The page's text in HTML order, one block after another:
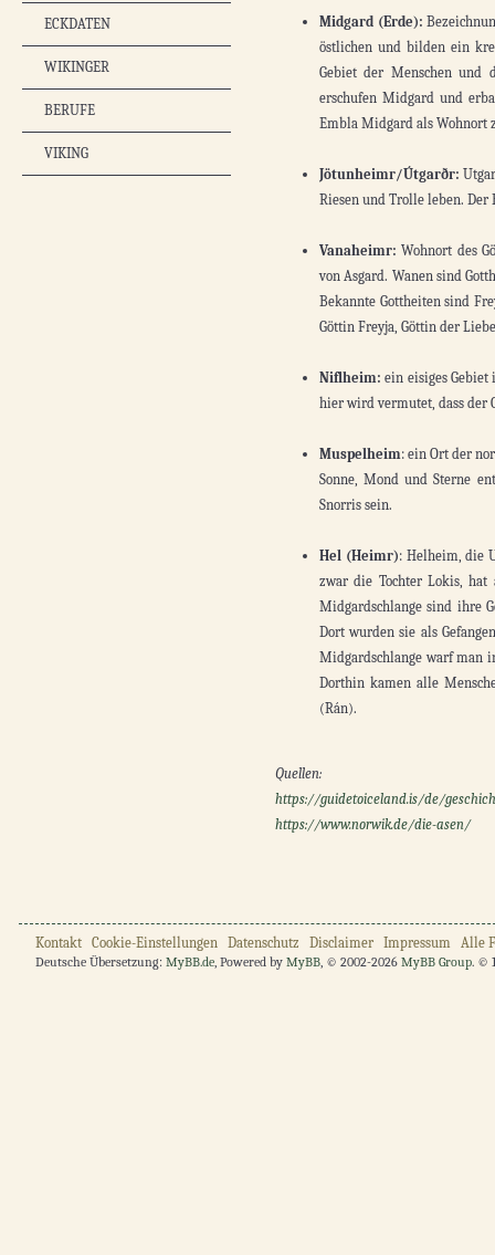
ECKDATEN
WIKINGER
BERUFE
VIKING
Midgard (Erde):
östlichen und bilden ein
Gebiet der Menschen und
erschufen Midgard und
Embla Midgard als Wohnort
Jötunheimr/Útgarðr:
Riesen und Trolle leben.
Vanaheimr: Wohnort des
von Asgard. Wanen sind
Bekannte Gottheiten sind
Göttin Freyja, Göttin der
Niflheim: ein eisiges
hier wird vermutet, dass der
Muspelheim: ein Ort der
Sonne, Mond und Sterne
Snorris sein.
Hel (Heimr): Helheim, die
zwar die Tochter Lokis,
Midgardschlange sind ihre
Dort wurden sie als
Midgardschlange warf man
Dorthin kamen alle
(Rán).
Quellen:
https://guidetoiceland.is/de/
https://www.norwik.de/die-asen/
Kontakt Cookie-Einstellungen Datenschutz Disclaimer Impressum Alle
Deutsche Übersetzung: MyBB.de, Powered by MyBB, © 2002-2026 MyBB Group. ©